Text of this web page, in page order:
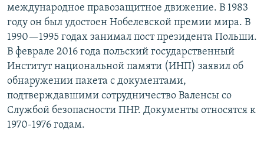
международное правозащитное движение. В 1983
году он был удостоен Нобелевской премии мира. В
1990—1995 годах занимал пост президента Польши.
В феврале 2016 года польский государственный
Институт национальной памяти (ИНП) заявил об
обнаружении пакета с документами,
подтверждавшими сотрудничество Валенсы со
Службой безопасности ПНР. Документы относятся к
1970-1976 годам.